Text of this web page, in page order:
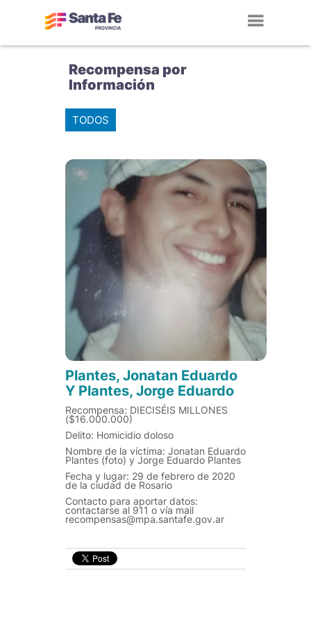
Recompensa por
Información
TODOS
Plantes, Jonatan Eduardo
Y Plantes, Jorge Eduardo
Recompensa: DIECISÉIS MILLONES
($16.000.000)
Delito: Homicidio doloso
Nombre de la víctima: Jonatan Eduardo
Plantes (foto) y Jorge Eduardo Plantes
Fecha y lugar: 29 de febrero de 2020
de la ciudad de Rosario
Contacto para aportar datos:
contactarse al 911 o vía mail
recompensas@mpa.santafe.gov.ar